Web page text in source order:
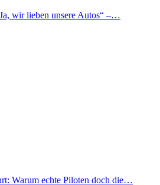
wir lieben unsere Autos“ –…
Warum echte Piloten doch die…